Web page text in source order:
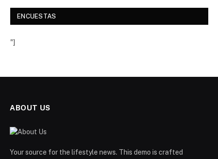
ENCUESTAS
"]
ABOUT US
Your source for the lifestyle news. This demo is crafted